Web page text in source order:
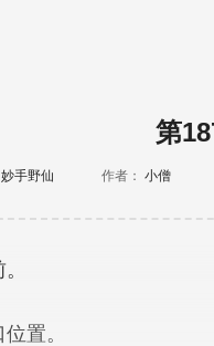
第
妙手野仙 作者： 小僧